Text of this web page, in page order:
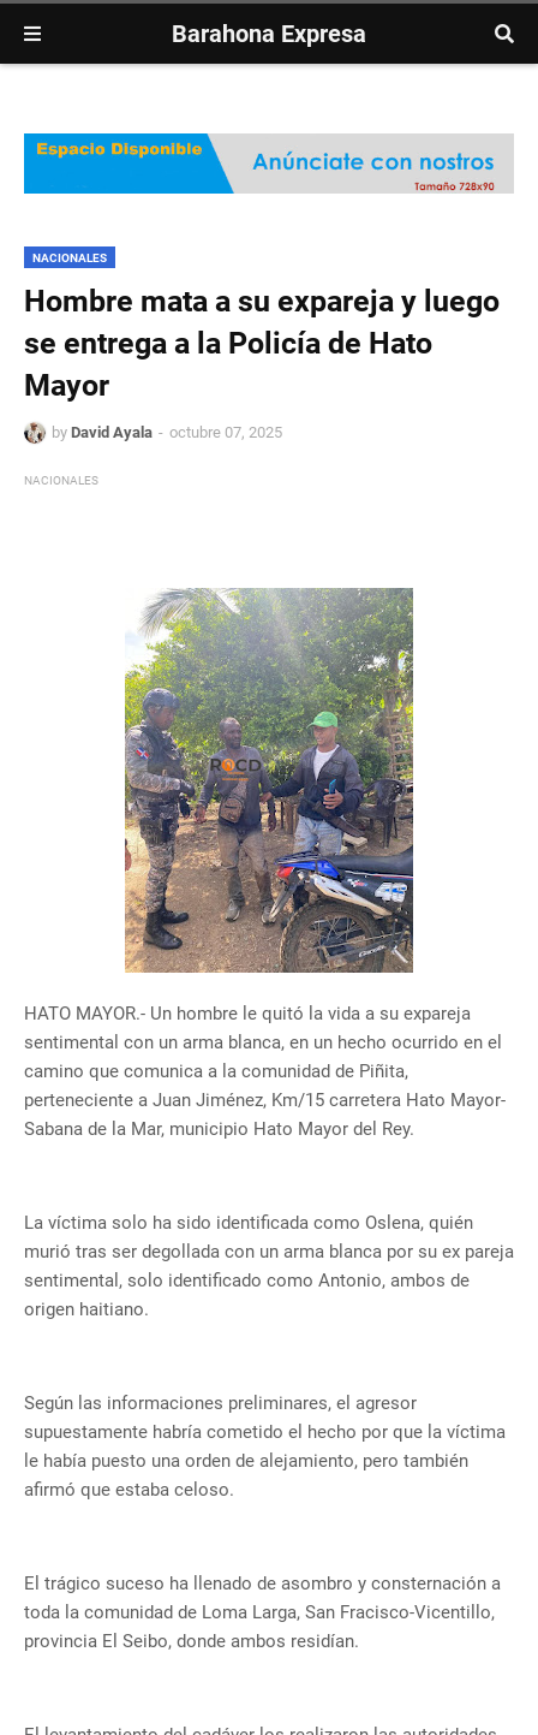
Barahona Expresa
NACIONALES
Hombre mata a su expareja y luego
se entrega a la Policía de Hato
Mayor
by David Ayala octubre 07, 2025
NACIONALES
HATO MAYOR.- Un hombre le quitó la vida a su expareja
sentimental con un arma blanca, en un hecho ocurrido en el
camino que comunica a la comunidad de Piñita,
perteneciente a Juan Jiménez, Km/15 carretera Hato Mayor-
Sabana de la Mar, municipio Hato Mayor del Rey.
La víctima solo ha sido identificada como Oslena, quién
murió tras ser degollada con un arma blanca por su ex pareja
sentimental, solo identificado como Antonio, ambos de
origen haitiano.
Según las informaciones preliminares, el agresor
supuestamente habría cometido el hecho por que la víctima
le había puesto una orden de alejamiento, pero también
afirmó que estaba celoso.
El trágico suceso ha llenado de asombro y consternación a
toda la comunidad de Loma Larga, San Fracisco-Vicentillo,
provincia El Seibo, donde ambos residían.